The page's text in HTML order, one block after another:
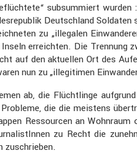
subsum­miert
Deutsch­land
zu „illegalen
erreichten. Die Trennung
auf den aktuellen Ort des
nun zu „illegi­timen
ab, die Flücht­linge
die die meistens
Ressourcen an
zu Recht die
zuschrieben.